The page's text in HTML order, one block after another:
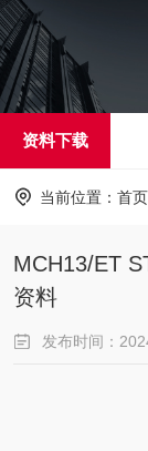
资料下载
当前位置： 首页
MCH13/ET
资料
发布时间：